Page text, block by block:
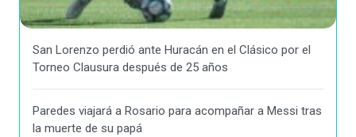
San Lorenzo perdió ante Huracán en el Clásico por el
Torneo Clausura después de 25 años
Paredes viajará a Rosario para acompañar a Messi tras
la muerte de su papá